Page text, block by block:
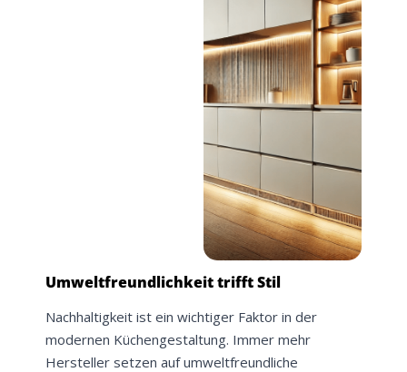
Umweltfreundlichkeit trifft Stil
Nachhaltigkeit ist ein wichtiger Faktor in der
modernen Küchengestaltung. Immer mehr
Hersteller setzen auf umweltfreundliche